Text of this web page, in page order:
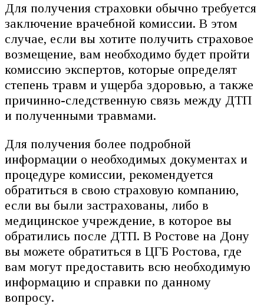
Для получения страховки обычно требуется
заключение врачебной комиссии. В этом
случае, если вы хотите получить страховое
возмещение, вам необходимо будет пройти
комиссию экспертов, которые определят
степень травм и ущерба здоровью, а также
причинно-следственную связь между ДТП
и полученными травмами.
Для получения более подробной
информации о необходимых документах и
процедуре комиссии, рекомендуется
обратиться в свою страховую компанию,
если вы были застрахованы, либо в
медицинское учреждение, в которое вы
обратились после ДТП. В Ростове на Дону
вы можете обратиться в ЦГБ Ростова, где
вам могут предоставить всю необходимую
информацию и справки по данному
вопросу.